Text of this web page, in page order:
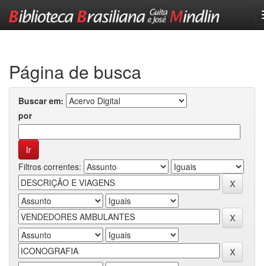
Página de busca
Buscar em:
por
Filtros correntes: